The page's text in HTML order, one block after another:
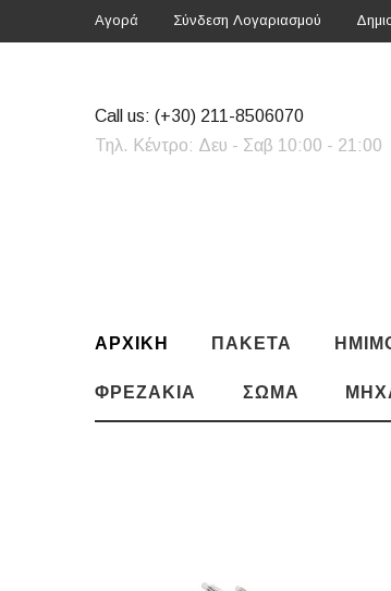
Αγορά Σύνδεση Λογαριασμού
Call us: (+30) 211-8506070
Τηλ. Κέντρο: Δευ - Σαβ 10:00 - 21:00
ΑΡΧΙΚΗ ΠΑΚΈΤΑ
ΦΡΕΖΆΚΙΑ ΣΏΜΑ